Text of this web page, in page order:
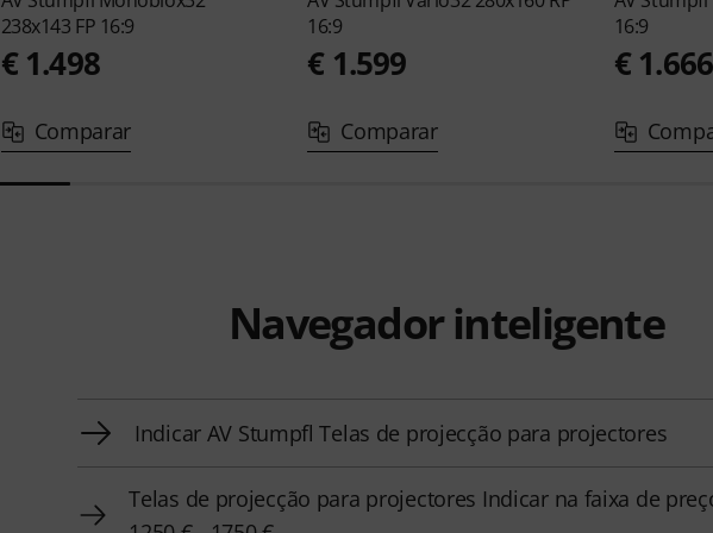
238x143 FP 16:9
€ 1.498
Comparar
16:9
€ 1.599
Comparar
16:9
€ 1.666
Navegador inteligente
Indicar AV Stumpfl Telas de projecção para projectores
Telas de projecção para projectores Indicar na faixa de